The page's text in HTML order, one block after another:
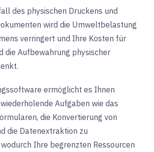
des physischen Druckens und
wird die Umweltbelastung
verringert und Ihre Kosten für
die Aufbewahrung physischer
ermöglicht es Ihnen
Aufgaben wie das
die Konvertierung von
die Datenextraktion zu
Ihre begrenzten Ressourcen